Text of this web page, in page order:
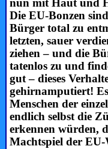
nun mit Haut und
Die EU-Bonzen
Bürger total zu
letzten, sauer
ziehen – und die
tatenlos zu und
gut – dieses
gehirnamputiert!
Menschen der
endlich selbst die
erkennen würden,
Machtspiel der